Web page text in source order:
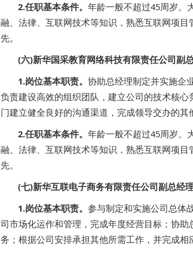
2.任职基本条件。 年龄一般不超过45周岁。
融、法律、互联网技术等知识，熟悉互联网项
先。
(六)新华国采教育网络科技有限责任公司副
1.岗位基本职责。 协助总经理制定并实施企
负责建设高效的组织团队，建立公司的技术核
门建立健全良好的沟通渠道，完成领导交办的其
2.任职基本条件。 年龄一般不超过45周岁。
融、法律、互联网技术等知识，熟悉互联网项
先。
(七)新华互联电子商务有限责任公司副总经
1.岗位基本职责。 参与制定和实施公司总体
司市场化运作和管理，完成年度经营目标；协
务；根据公司安排承担其他所需工作，并完成相